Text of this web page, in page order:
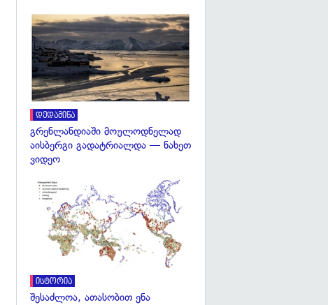
დედამიწა
გრენლანდიაში მოულოდნელად
აისბერგი გადატრიალდა — ნახეთ
ვიდეო
ისტორია
შესაძლოა, ათასობით ენა